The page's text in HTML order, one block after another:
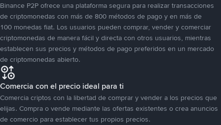
Binance P2P ofrece una plataforma segura para realizar transacciones
de criptomonedas con más de 800 métodos de pago y en más de
100 monedas fiat. Los usuarios pueden comprar, vender y comerciar
criptomonedas de manera fácil y directa con otros usuarios, mientras
establecen sus precios y métodos de pago preferidos en un mercado
de criptomonedas abierto.
Comercia con el precio ideal para ti
Comercia criptos con la libertad de comprar y vender a los precios que
elijas. Compra o vende mediante las ofertas existentes o crea anuncios
de comercio para establecer tus propios precios.